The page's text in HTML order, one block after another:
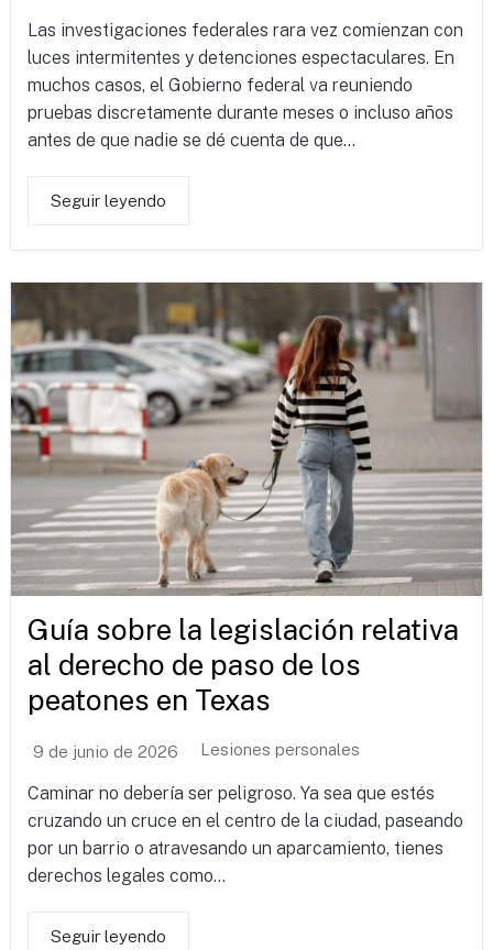
Las investigaciones federales rara vez comienzan con
luces intermitentes y detenciones espectaculares. En
muchos casos, el Gobierno federal va reuniendo
pruebas discretamente durante meses o incluso años
antes de que nadie se dé cuenta de que...
Seguir leyendo
Guía sobre la legislación relativa
al derecho de paso de los
peatones en Texas
9 de junio de 2026 Lesiones personales
Caminar no debería ser peligroso. Ya sea que estés
cruzando un cruce en el centro de la ciudad, paseando
por un barrio o atravesando un aparcamiento, tienes
derechos legales como...
Seguir leyendo